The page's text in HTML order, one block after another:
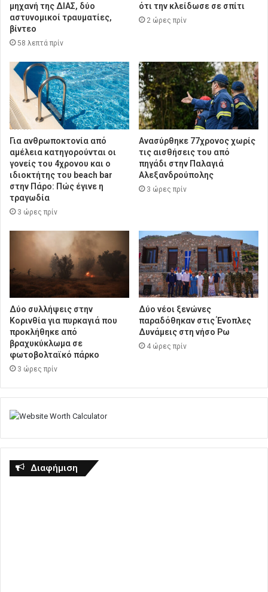
μηχανή της ΔΙΑΣ, δύο
αστυνομικοί τραυματίες,
βίντεο
58 λεπτά πρίν
ότι την κλείδωσε σε σπίτι
2 ώρες πρίν
Για ανθρωποκτονία από
αμέλεια κατηγορούνται οι
γονείς του 4χρονου και ο
ιδιοκτήτης του beach bar
στην Πάρο: Πώς έγινε η
τραγωδία
3 ώρες πρίν
Ανασύρθηκε 77χρονος χωρίς
τις αισθήσεις του από
πηγάδι στην Παλαγιά
Αλεξανδρούπολης
3 ώρες πρίν
Δύο συλλήψεις στην
Κορινθία για πυρκαγιά που
προκλήθηκε από
βραχυκύκλωμα σε
φωτοβολταϊκό πάρκο
3 ώρες πρίν
Δύο νέοι ξενώνες
παραδόθηκαν στις Ένοπλες
Δυνάμεις στη νήσο Ρω
4 ώρες πρίν
Διαφήμιση